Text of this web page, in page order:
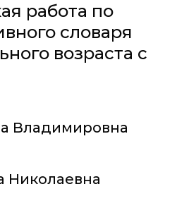
работа по
словаря
возраста с
Владимировна
Николаевна